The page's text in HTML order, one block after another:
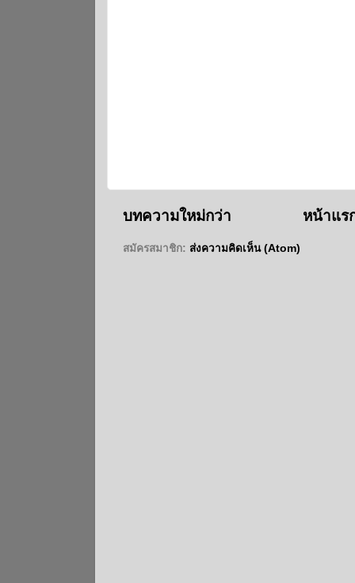
บทความใหม่กว่า หน้าแร
สมัครสมาชิก: ส่งความคิดเห็น (Atom)